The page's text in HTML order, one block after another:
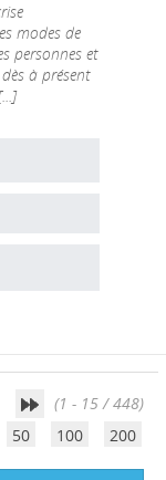
modes de
personnes et
à présent
(1 - 15 / 448)
50 100 200